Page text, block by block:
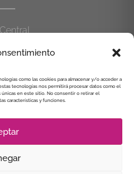
como las cookies para almacenar y/o acceder a
tecnologías nos permitirá procesar datos como el
en este sitio. No consentir o retirar el
características y funciones.
55
114